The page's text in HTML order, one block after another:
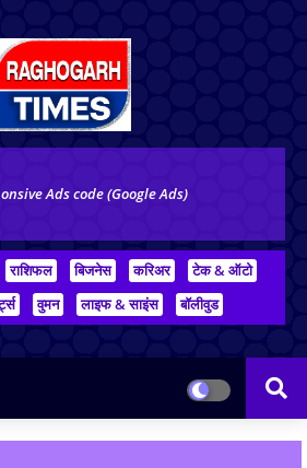
Ads code (Google Ads)
राशिफल बिजनेस करिअर
टेक & ऑटो
वुमन लाइफ & साइंस बॉलीवुड